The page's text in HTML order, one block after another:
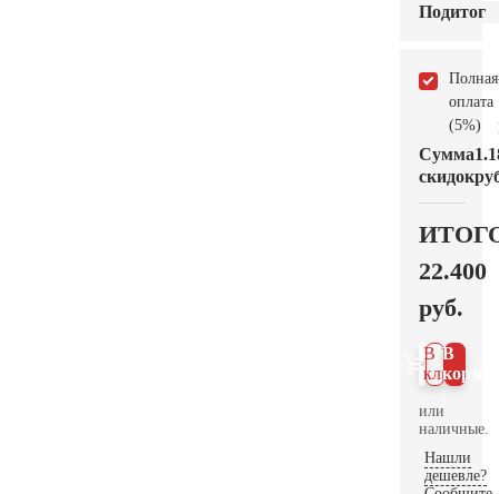
Подитог
Полная
оплата
(5%)
Сумма
скидок
22.400
руб.
В
В 1
клик
или
наличные.
Нашли
дешевле?